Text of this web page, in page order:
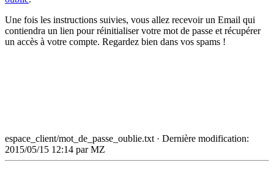
Une fois les instructions suivies, vous allez recevoir un Email qui
contiendra un lien pour réinitialiser votre mot de passe et récupérer
un accès à votre compte. Regardez bien dans vos spams !
espace_client/mot_de_passe_oublie.txt · Dernière modification:
2015/05/15 12:14 parMZ